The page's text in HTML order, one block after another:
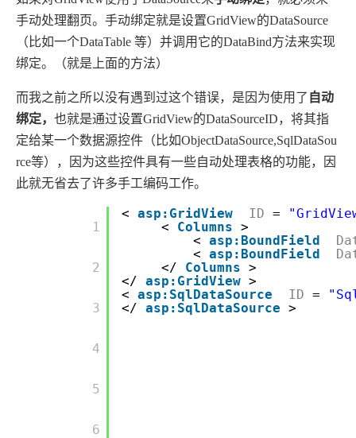
手动处理翻页。手动绑定就是设置GridView的DataSource
（比如一个DataTable 等）并调用它的DataBind方法来实现
绑定。（就是上面的方法）
而我之前之所以没有遇到过这个错误，是因为使用了 自动
绑定， 也就是通过设置GridView的DataSourceID，将其指
定给某一个数据源控件（比如ObjectDataSource,SqlDataSou
rce等），因为这些控件具有一些自动处理表格的功能，因
此就无省去了许多手工编码工作。
        1
        2
        3
        4
        5
        6
< asp:GridView ID =
<
Columns >
< asp:BoundField
< asp:BoundField
</
Columns >
</ asp:GridView >
< asp:SqlDataSource ID =
</ asp:SqlDataSource >